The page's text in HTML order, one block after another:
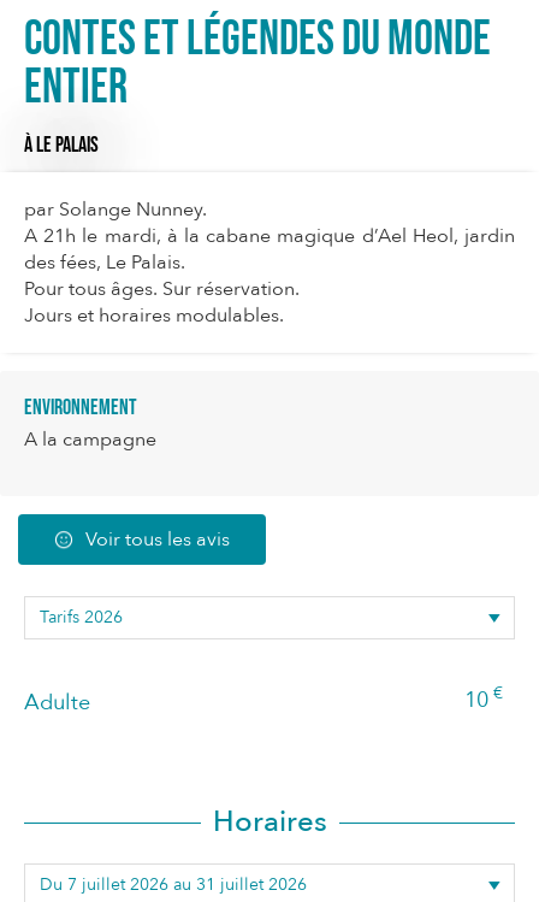
Contes et légendes du monde
entier
À LE PALAIS
par Solange Nunney.
A 21h le mardi, à la cabane magique d’Ael Heol, jardin
des fées, Le Palais.
Pour tous âges. Sur réservation.
Jours et horaires modulables.
Environnement
A la campagne
Voir tous les avis
Adulte 10 €
Horaires